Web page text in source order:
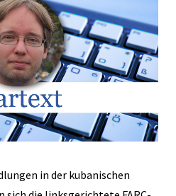
in der kubanischen